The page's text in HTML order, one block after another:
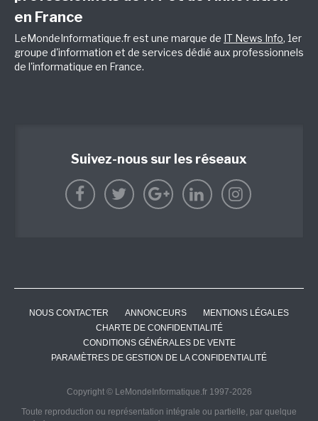
en France
LeMondeInformatique.fr est une marque de IT News Info, 1er
groupe d'information et de services dédié aux professionnels
de l'informatique en France.
Suivez-nous sur les réseaux
NOUS CONTACTER ANNONCEURS
MENTIONS LÉGALES
CHARTE DE CONFIDENTIALITÉ
CONDITIONS GÉNÉRALES DE VENTE
PARAMÈTRES DE GESTION DE LA CONFIDENTIALITÉ
Copyright © LeMondeInformatique.fr 1997-2026
Toute reproduction ou représentation intégrale ou partielle, par quelque